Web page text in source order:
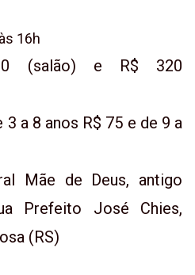
16h
(salão) e R$ 320
3 a 8 anos R$ 75 e de 9 a
Mãe de Deus, antigo
Prefeito José Chies,
(RS)